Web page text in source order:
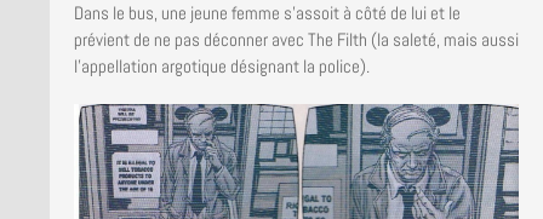
Dans le bus, une jeune femme s’assoit à côté de lui et le
prévient de ne pas déconner avec The Filth (la saleté, mais aussi
l’appellation argotique désignant la police).